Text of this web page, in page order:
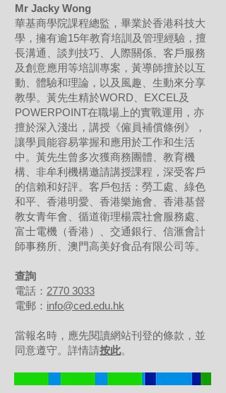
Mr Jacky Wong
華基商學院課程總監，畢業於香港科技大
學，擁有逾15年教育培訓及管理經驗，擅
長溝通、談判技巧、人際關係、客戶服務
及創意應用等培訓專案，黃導師擅於以互
動、體驗和理論，以及風趣、生動來分享
教學。黃先生精於WORD、EXCEL及
POWERPOINT在職場上的實戰運用，亦
擅於深入淺出，講授《僱員補償條例》，
讓學員能容易掌握和應用於工作和生活
中。黃先生曾多次獲商務團體、教育機
構、非牟利機構邀請講授課程，深受客戶
的信賴和好評。客戶包括：勞工處、綠色
和平、香港明愛、香港樂施會、香港基督
教女青年會、循道衛理楊震社會服務處、
富士電機（香港）、交通銀行、信滙會計
師事務所、澳門高美好食品有限公司等。
查詢
電話： 2770 3033
電郵： info@ced.edu.hk
當報名時，應先閱讀網站刊登的條款，並
同意遵守。詳情請按此。